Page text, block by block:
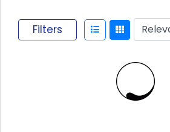
Filters